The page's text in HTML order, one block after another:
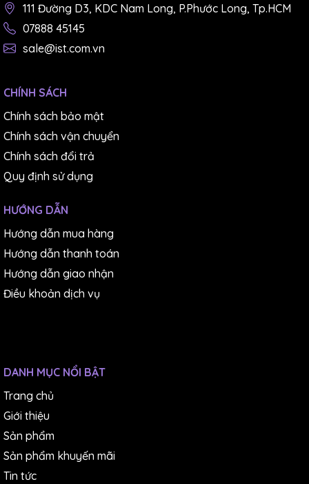
111 Đường D3, KDC Nam Long, P.Phước Long, Tp.HCM
07888 45145
sale@ist.com.vn
CHÍNH SÁCH
Chính sách bảo mật
Chính sách vận chuyển
Chính sách đổi trả
Quy định sử dụng
HƯỚNG DẪN
Hướng dẫn mua hàng
Hướng dẫn thanh toán
Hướng dẫn giao nhận
Điều khoản dịch vụ
DANH MỤC NỔI BẬT
Trang chủ
Giới thiệu
Sản phẩm
Sản phẩm khuyến mãi
Tin tức